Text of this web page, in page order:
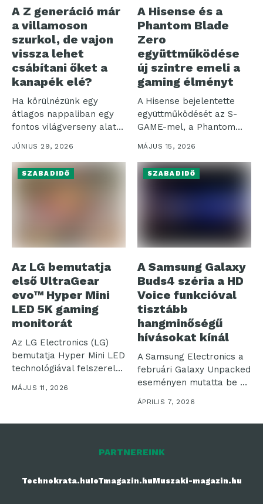
A Z generáció már
a villamoson
szurkol, de vajon
vissza lehet
csábítani őket a
kanapék elé?
Ha körülnézünk egy
átlagos nappaliban egy
fontos világverseny alatt,
a kép egyszerre...
JÚNIUS 29, 2026
A Hisense és a
Phantom Blade
Zero
együttműködése
új szintre emeli a
gaming élményt
A Hisense bejelentette
együttműködését az S-
GAME-mel, a Phantom
Blade Zero fejlesztőjével,
amelynek...
MÁJUS 15, 2026
SZABADIDŐ
Az LG bemutatja
első UltraGear
evo™ Hyper Mini
LED 5K gaming
monitorát
Az LG Electronics (LG)
bemutatja Hyper Mini LED
technológiával felszerelt,
MÁJUS 11, 2026
SZABADIDŐ
A Samsung Galaxy
Buds4 széria a HD
Voice funkcióval
tisztább
hangminőségű
hívásokat kínál
A Samsung Electronics a
februári Galaxy Unpacked
eseményen mutatta be az
ÁPRILIS 7, 2026
PARTNEREINK
Technokrata.huIoTmagazin.huMuszaki-magazin.hu